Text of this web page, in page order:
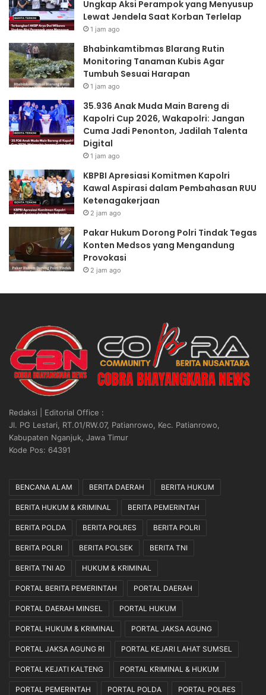
Penonton,
Jadilah
Talenta
Digital
Ungkap Aksi Perampok yang Menyusup
Lewat Jendela Saat Korban Terlelap
1 jam ago
Bhabinkamtibmas Blarang Rutin
Monitoring Tanaman Kubis Agar
Tumbuh Sesuai Harapan
1 jam ago
35.936 Anak Muda Main Bareng di
Kapolri Cup 2026, Wakapolri: Jangan
Cuma Jadi Penonton, Jadilah Talenta
Digital
1 jam ago
KBPBI Apresiasi Komitmen Kapolri
Kawal Aspirasi dalam Pembahasan RUU
Ketenagakerjaan
2 jam ago
Pakar Hukum Dorong Polri Tindak Tegas
Konten Medsos yang Mengandung
Provokasi
2 jam ago
Redaksi | Editorial Office :
Jl. PG Lestari, RT.01/RW.07, Patianrowo, Kec. Patianrowo,
Kabupaten Nganjuk, Jawa Timur
Kode Pos: 64391
BENCANA ALAM BERITA DAERAH BERITA HUKUM
BERITA HUKUM & KRIMINAL BERITA PEMERINTAH
BERITA POLDA BERITA POLRES BERITA POLRI
BERITA POLRI BERITA POLSEK BERITA TNI
BERITA TNI AD HUKUM & KRIMINAL
PORTAL BERITA PEMERINTAH PORTAL DAERAH
PORTAL DAERAH MINSEL PORTAL HUKUM
PORTAL HUKUM & KRIMINAL PORTAL JAKSA AGUNG
PORTAL JAKSA AGUNG RI PORTAL KEJARI LAHAT SUMSEL
PORTAL KEJATI KALTENG PORTAL KRIMINAL & HUKUM
PORTAL PEMERINTAH PORTAL POLDA PORTAL POLRES